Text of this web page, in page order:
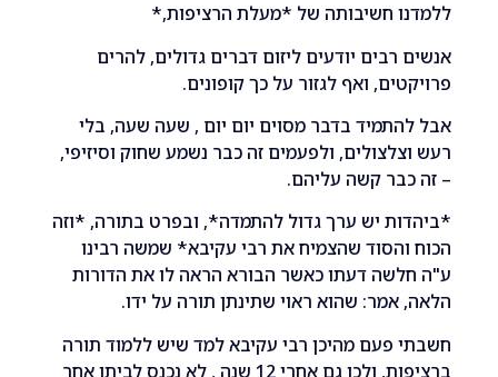
חשיבותה של *מעלת הרציפות,*
יודעים ליזום דברים גדולים, להרים
ואף לגזור על כך קופונים.
בדבר מסוים יום יום , שעה שעה, בלי
ולפעמים זה כבר נשמע שחוק וסיזיפי,
קשה עליהם.
יש ערך גדול להתמדה*, ובפרט בתורה, *וזה
שהצמיח את רבי עקיבא* שמשה רבינו
דעתו כאשר הבורא הראה לו את הדורות
שהוא ראוי שתינתן תורה על ידו.
פעם מהיכן רבי עקיבא למד שיש ללמוד תורה
ברציפות, ולכן גם אחרי 12 שנה , לא נכנס לביתו אחר